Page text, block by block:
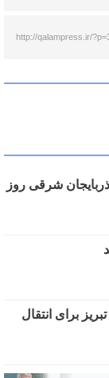
http://qalampress.ir/
شرقی روز
تبریز برای انتقال